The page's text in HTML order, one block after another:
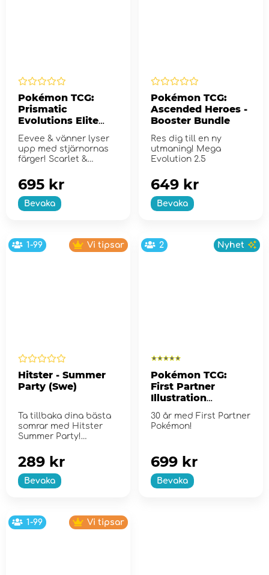
Pokémon TCG:
Prismatic
Evolutions Elite
Trainer Box
Eevee & vänner lyser
upp med stjärnornas
färger! Scarlet &
Bevaka
695 kr
Pokémon TCG:
Ascended Heroes -
Booster Bundle
Res dig till en ny
utmaning! Mega
Evolution 2.5
Bevaka
649 kr
1-99 Vi tipsar
Hitster - Summer
Party (Swe)
Ta tillbaka dina bästa
somrar med Hitster
Summer Party!
Bevaka
289 kr
2 Nyhet
Pokémon TCG:
First Partner
Illustration
2
30 år med First Partner
Pokémon!
Bevaka
699 kr
1-99 Vi tipsar